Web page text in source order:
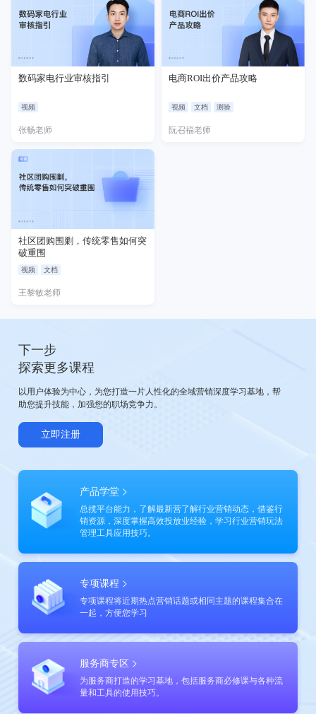
数码家电行业审核指引
视频
张畅老师
电商ROI出价产品攻略
视频 文档 测验
阮召福老师
社区团购围剿，传统零售如何突
破重围
视频 文档
王黎敏老师
下一步
探索更多课程
以用户体验为中心，为您打造一片人性化的全域营销深度学习基地，帮
助您提升技能，加强您的职场竞争力。
立即注册
产品学堂
总揽平台能力，了解最新营了解行业营销动态，借鉴行
销资源，深度掌握高效投放业经验，学习行业营销玩法
管理工具应用技巧。
专项课程
专项课程将近期热点营销话题或相同主题的课程集合在
一起，方便您学习
服务商专区
为服务商打造的学习基地，包括服务商必修课与各种流
量和工具的使用技巧。